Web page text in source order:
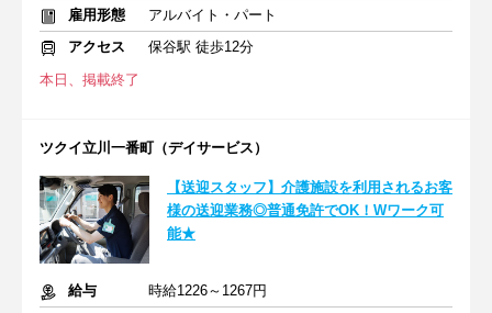
雇用形態
アルバイト・パート
アクセス
保谷駅 徒歩12分
本日、掲載終了
ツクイ立川一番町（デイサービス）
【送迎スタッフ】介護施設を利用されるお客
様の送迎業務◎普通免許でOK！Wワーク可
能★
給与
時給1226～1267円